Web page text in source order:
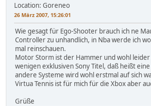
Location: Goreneo
26 März 2007, 15:26:01
Wie gesagt für Ego-Shooter brauch ich ne
Controller zu unhandlich, in Nba werde ich
mal reinschauen.
Motor Storm ist der Hammer und wohl
wenigen exklusiven Sony Titel, daß heißt
andere Systeme wird wohl erstmal auf sich
Virtua Tennis ist für mich für die Xbox aber
Grüße